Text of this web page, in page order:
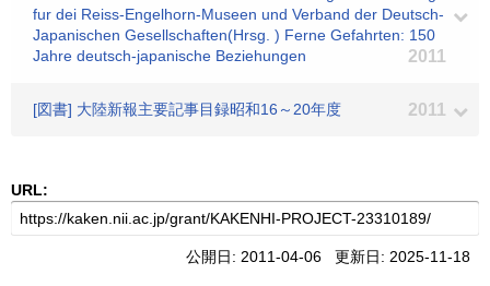
fur dei Reiss-Engelhorn-Museen und Verband der Deutsch-
Japanischen Gesellschaften(Hrsg. ) Ferne Gefahrten: 150
Jahre deutsch-japanische Beziehungen
2011
[図書] 大陸新報主要記事目録昭和16～20年度 2011
URL:
公開日: 2011-04-06 更新日: 2025-11-18